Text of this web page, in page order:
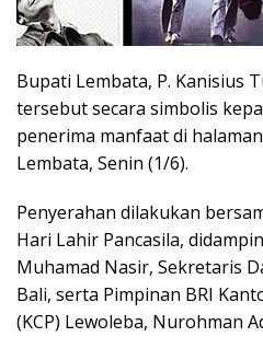
Bupati Lembata, P. Kanisius
tersebut secara simbolis
penerima manfaat di
Lembata, Senin (1/6).
Penyerahan dilakukan
Hari Lahir Pancasila,
Muhamad Nasir, Sekretaris
Bali, serta Pimpinan BRI
(KCP) Lewoleba, Nurohman